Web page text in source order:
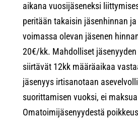
aikana vuosijäseneksi
peritään takaisin jäsenhinnan
voimassa olevan jäsenen
20€/kk. Mahdolliset jäsenyyden
siirtävät 12kk määräaikaa
jäsenyys irtisanotaan
suorittamisen vuoksi, ei
Omatoimijäsenyydestä